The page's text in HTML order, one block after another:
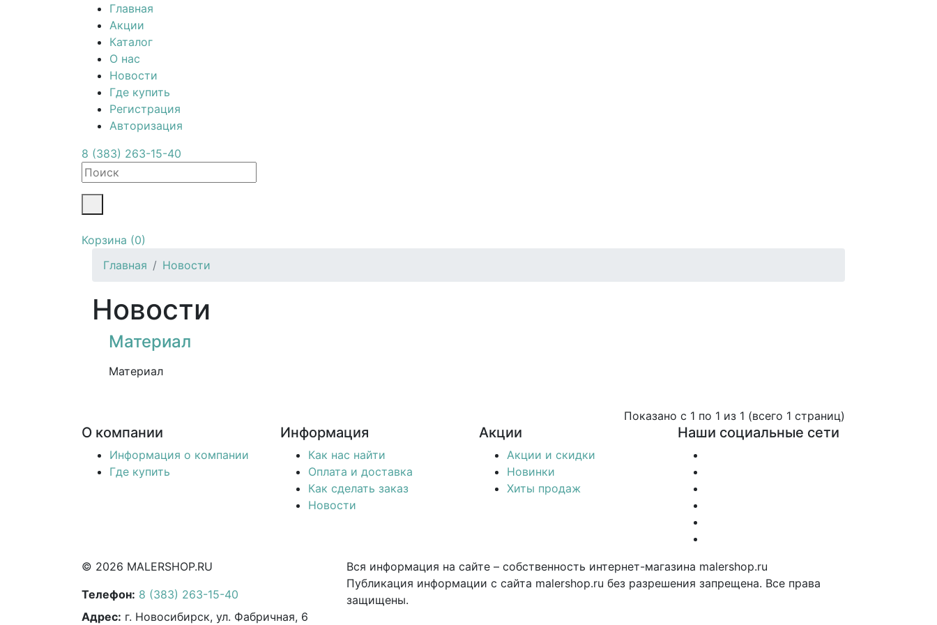
Главная
Акции
Каталог
О нас
Новости
Где купить
Регистрация
Авторизация
8 (383) 263-15-40
Корзина (0)
Главная
Новости
Новости
Материал
Материал
Показано с 1 по 1 из 1 (всего 1 страниц)
О компании
Информация о компании
Где купить
Информация
Как нас найти
Оплата и доставка
Как сделать заказ
Новости
Акции
Акции и скидки
Новинки
Хиты продаж
Наши социальные сети
© 2026 MALERSHOP.RU
Телефон: 8 (383) 263-15-40
Адрес: г. Новосибирск, ул. Фабричная, 6
Вся информация на сайте – собственность интернет-магазина malershop.ru
Публикация информации с сайта malershop.ru без разрешения запрещена. Все права
защищены.